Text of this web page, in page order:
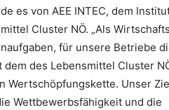
es von AEE INTEC, dem
Cluster NÖ. „Als
für unsere Betriebe
des Lebensmittel Cluster
Wertschöpfungskette. Unser
Wettbewerbsfähigkeit und die